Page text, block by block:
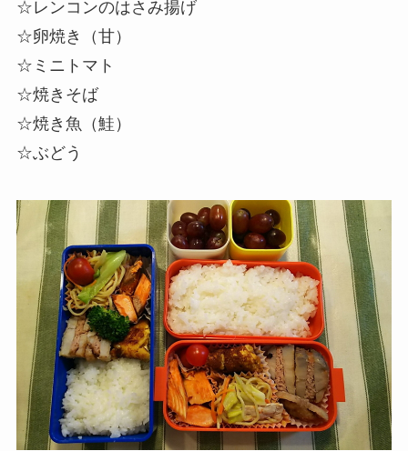
☆レンコンのはさみ揚げ
☆卵焼き（甘）
☆ ミニトマト
☆焼きそば
☆焼き魚（鮭）
☆ぶどう